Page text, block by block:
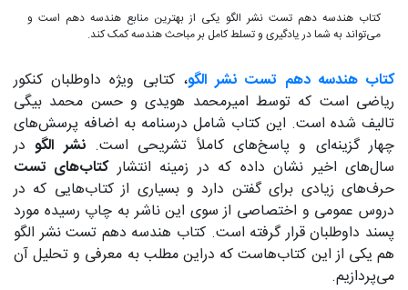
کتاب هندسه دهم تست نشر الگو یکی از بهترین منابع هندسه دهم است و
می‌تواند به شما در یادگیری و تسلط کامل بر مباحث هندسه کمک کند.
کتاب هندسه دهم تست نشر الگو، کتابی ویژه داوطلبان کنکور
ریاضی است که توسط امیرمحمد هویدی و حسن محمد بیگی
تالیف شده است. این کتاب شامل درسنامه به اضافه پرسش‌های
چهار گزینه‌ای و پاسخ‌های کاملاً تشریحی است.نشر الگودر
سال‌های اخیر نشان داده که در زمینه انتشارکتاب‌های تست
حرف‌های زیادی برای گفتن دارد و بسیاری از کتاب‌هایی که در
دروس عمومی و اختصاصی از سوی این ناشر به چاپ رسیده مورد
پسند داوطلبان قرار گرفته است. کتاب هندسه دهم تست نشر الگو
هم یکی از این کتاب‌هاست که دراین مطلب به معرفی و تحلیل آن
می‌پردازیم.